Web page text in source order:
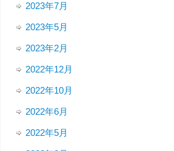
2023年7月
2023年5月
2023年2月
2022年12月
2022年10月
2022年6月
2022年5月